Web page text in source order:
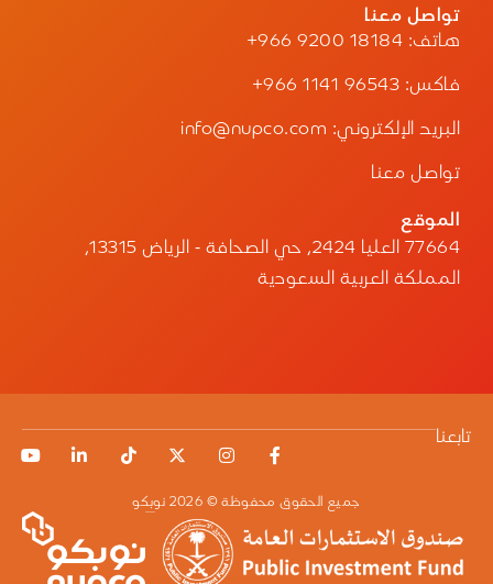
تواصل معنا
هاتف: +966 9200 18184
فاكس: +966 1141 96543
البريد الإلكتروني: info@nupco.com
تواصل معنا
الموقع
77664 العليا 2424، حي الصحافة - الرياض 13315،
المملكة العربية السعودية
تابعنا
جميع الحقوق محفوظة © 2026 نوبكو